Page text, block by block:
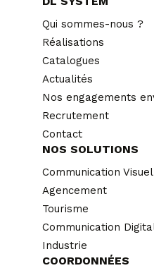
Qui sommes-nous ?
Réalisations
Catalogues
Actualités
Nos engagements
Recrutement
Contact
NOS SOLUTIONS
Communication
Agencement
Tourisme
Communication
Industrie
COORDONNÉES